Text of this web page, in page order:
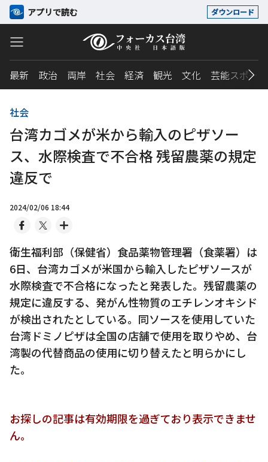
アプリで読む ダウンロード
最新 政治 両岸 社会 経済 観光 文化 芸能スポーツ
社会
台湾カゴメが米から輸入のピザソー
ス、水際検査で不合格 残留農薬の規定
違反で
2024/02/06 18:44
衛生福利部（保健省）食品薬物管理署（食薬署）は
6日、台湾カゴメが米国から輸入したピザソースが
水際検査で不合格になったと発表した。残留農薬の
規定に違反する、発がん性物質のエチレンオキシド
が検出されたとしている。同ソースを使用していた
台湾ドミノピザは全国の店舗で使用を取りやめ、台
湾製の代替商品の使用に切り替えたと明らかにし
た。
お探しの記事は有効期限を過ぎており表示できませ
ん。